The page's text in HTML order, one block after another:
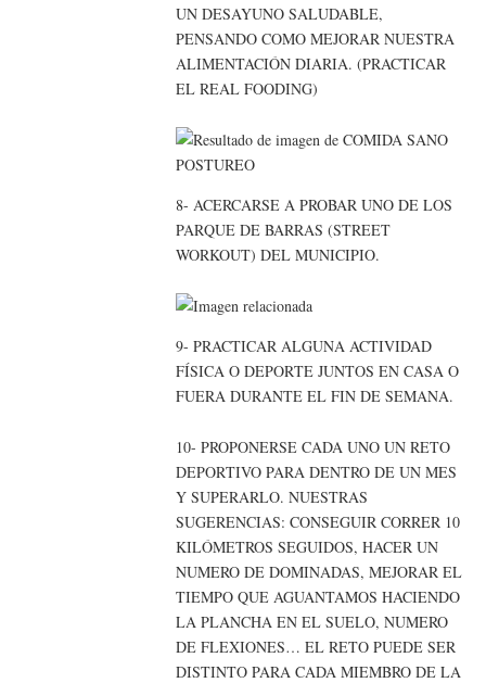
UN DESAYUNO SALUDABLE,
PENSANDO COMO MEJORAR NUESTRA
ALIMENTACIÓN DIARIA. (PRACTICAR
EL REAL FOODING)
8- ACERCARSE A PROBAR UNO DE LOS
PARQUE DE BARRAS (STREET
WORKOUT) DEL MUNICIPIO.
9- PRACTICAR ALGUNA ACTIVIDAD
FÍSICA O DEPORTE JUNTOS EN CASA O
FUERA DURANTE EL FIN DE SEMANA.
10- PROPONERSE CADA UNO UN RETO
DEPORTIVO PARA DENTRO DE UN MES
Y SUPERARLO. NUESTRAS
SUGERENCIAS: CONSEGUIR CORRER 10
KILÓMETROS SEGUIDOS, HACER UN
NUMERO DE DOMINADAS, MEJORAR EL
TIEMPO QUE AGUANTAMOS HACIENDO
LA PLANCHA EN EL SUELO, NUMERO
DE FLEXIONES… EL RETO PUEDE SER
DISTINTO PARA CADA MIEMBRO DE LA